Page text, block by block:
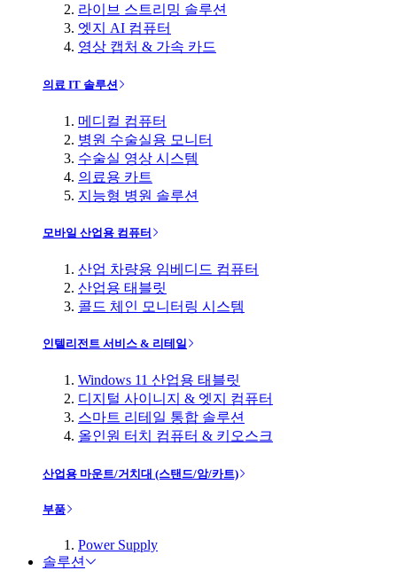
라이브 스트리밍 솔루션
엣지 AI 컴퓨터
영상 캡처 & 가속 카드
의료 IT 솔루션
메디컬 컴퓨터
병원 수술실용 모니터
수술실 영상 시스템
의료용 카트
지능형 병원 솔루션
모바일 산업용 컴퓨터
산업 차량용 임베디드 컴퓨터
산업용 태블릿
콜드 체인 모니터링 시스템
인텔리전트 서비스 & 리테일
Windows 11 산업용 태블릿
디지털 사이니지 & 엣지 컴퓨터
스마트 리테일 통합 솔루션
올인원 터치 컴퓨터 & 키오스크
산업용 마운트/거치대 (스탠드/암/카트)
부품
Power Supply
솔루션